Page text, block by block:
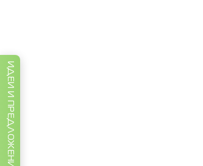
ИДЕИ И ПРЕДЛОЖЕНИЯ